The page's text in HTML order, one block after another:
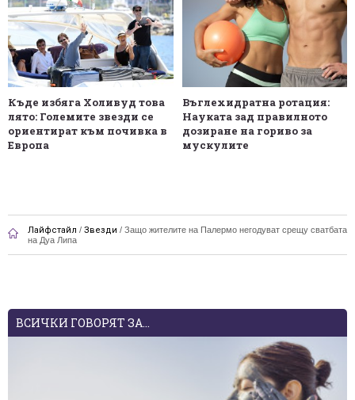
Къде избяга Холивуд това
лято: Големите звезди се
ориентират към почивка в
Европа
Въглехидратна ротация:
Науката зад правилното
дозиране на гориво за
мускулите
Лайфстайл / Звезди / Защо жителите на Палермо негодуват срещу сватбата
на Дуа Липа
ВСИЧКИ ГОВОРЯТ ЗА...